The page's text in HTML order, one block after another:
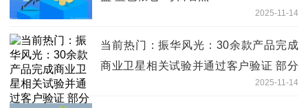
2025-11-14
当前热门：振华风光：30余款产品完成
商业卫星相关试验并通过客户验证 部分
2025-11-14